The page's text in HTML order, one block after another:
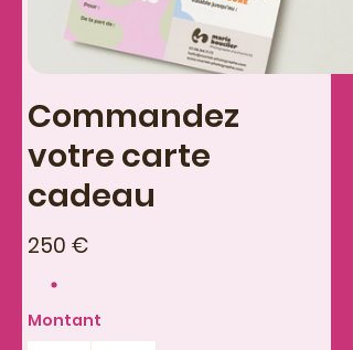
Commandez
votre carte
cadeau
250 €
Montant